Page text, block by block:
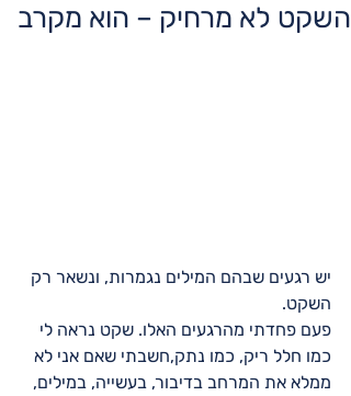
השקט לא מרחיק – הוא מקרב
יש רגעים שבהם המילים נגמרות, ונשאר רק
השקט.
פעם פחדתי מהרגעים האלו. שקט נראה לי
כמו חלל ריק, כמו נתק,חשבתי שאם אני לא
ממלא את המרחב בדיבור, בעשייה, במילים,